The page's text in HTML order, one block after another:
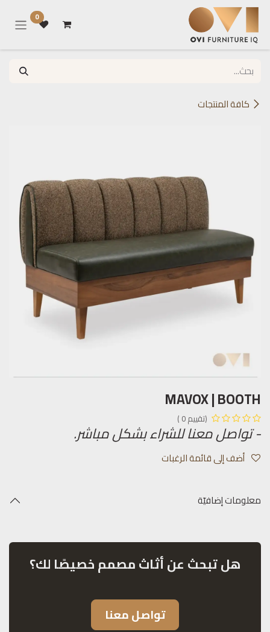
تخطي للذهاب إلى المحتوى
0
كافة المنتجات
MAVOX | BOOTH
(تقييم 0 )
- تواصل معنا للشراء بشكل مباشر.
أضف إلى قائمة الرغبات
معلومات إضافيّة
هل تبحث عن أثاث مصمم خصيصًا لك؟
تواصل معنا